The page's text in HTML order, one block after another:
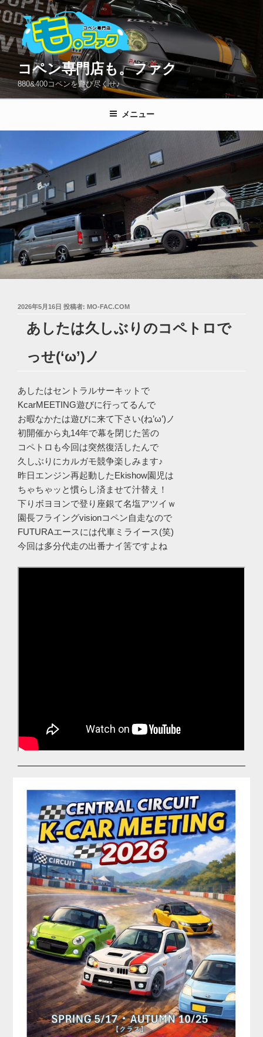
コ
ン
テ
ン
へ
ス
プ
コペン専門店も。ファク
880&400コペンを遊び尽くせ♪
メニュー
投
2026年5月16日 投稿者: MO-FAC.COM
あしたは久しぶりのコペトロで
っせ(‘ω’)ノ
あしたはセントラルサーキットで
KcarMEETING遊びに行ってるんで
お暇なかたは遊びに来て下さい(ね’ω’)ノ
初開催から丸14年で幕を閉じた筈の
コペトロも今回は突然復活したんで
久しぶりにカルガモ競争楽しみます♪
昨日エンジン再起動したEkishow園児は
ちゃちゃッと慣らし済ませて汁替え！
下りボヨヨンで登り座銀て名塩アツイｗ
園長フライングvisionコペン自走なので
FUTURAエースには代車ミライース(笑)
今回は多分代走の出番ナイ筈ですよね